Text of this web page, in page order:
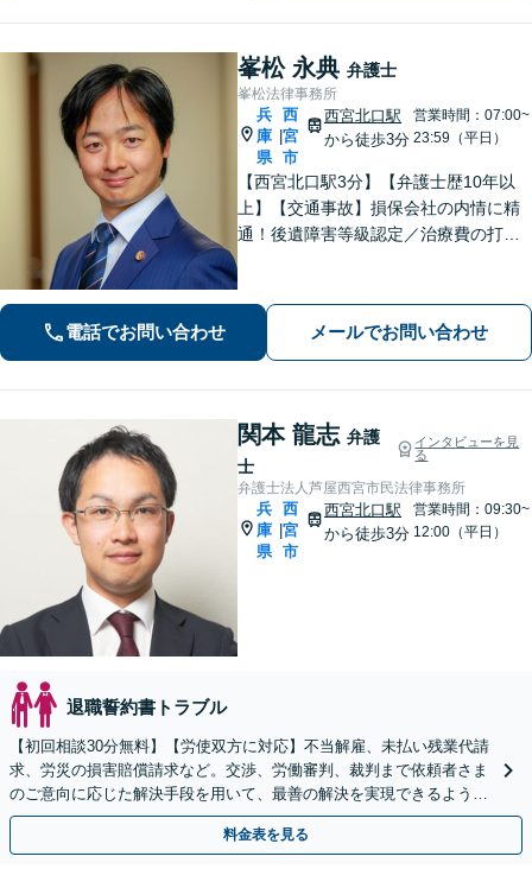
峯松 永典 弁護士
峯松法律事務所
兵
庫
県
|
西
宮
市
西宮北口駅
から徒歩3分
営業時間：07:00~
23:59（平日）
【西宮北口駅3分】【弁護士歴10年以
上】【交通事故】損保会社の内情に精
通！後遺障害等級認定／治療費の打ち
調停、裁判などお任せください【初回
相談無料】
電話でお問い合わせ メールでお問い合わせ
関本 龍志 弁護
士
インタビューを見
る
弁護士法人芦屋西宮市民法律事務所
兵
庫
県
|
西
宮
市
西宮北口駅
から徒歩3分
営業時間：09:30~
12:00（平日）
退職誓約書トラブル
【初回相談30分無料】【労使双方に対応】不当解雇、未払い残業代請
求、労災の損害賠償請求など。交渉、労働審判、裁判まで依頼者さま
のご意向に応じた解決手段を用いて、最善の解決を実現できるよう尽
力します【西宮北口駅3分】
料金表を見る